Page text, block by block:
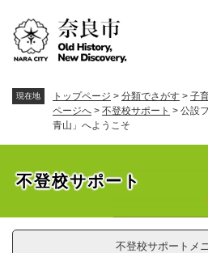
。
現在地 トップページ > 分類でさがす > 子
ページへ > 不登校サポート > 公設
青山」へようこそ
不登校サポート
不登校サポートメ